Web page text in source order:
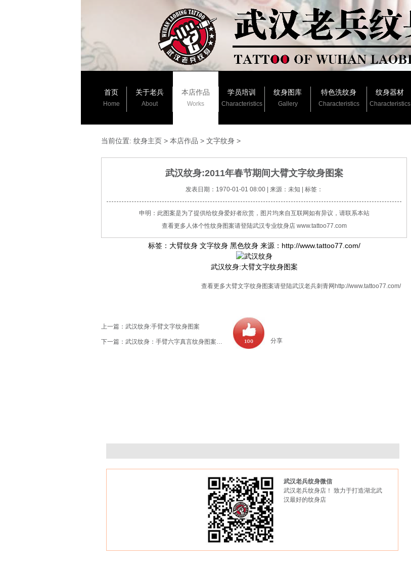
首页
Home
关于老兵
About
本店作品
Works
学员培训
Characteristics
纹身图库
Gallery
特色洗纹身
Characteristics
纹身器材
Characteristics
当前位置: 纹身主页 > 本店作品 > 文字纹身 >
武汉纹身:2011年春节期间大臂文字纹身图案
发表日期：1970-01-01 08:00 | 来源：未知 | 标签：
申明：此图案是为了提供给纹身爱好者欣赏，图片均来自互联网如有异议，请联系本站
查看更多人体个性纹身图案请登陆武汉专业纹身店 www.tattoo77.com
标签： 大臂纹身文字纹身 黑色纹身 来源： http://www.tattoo77.com/
武汉纹身:大臂文字纹身图案
查看更多大臂文字纹身图案请登陆武汉老兵刺青网http://www.tattoo77.com/
上一篇： 武汉纹身:手臂文字纹身图案
下一篇： 武汉纹身：手臂六字真言纹身图案作品 分享
武汉老兵纹身微信
武汉老兵纹身店！ 致力于打造湖北武
汉最好的纹身店